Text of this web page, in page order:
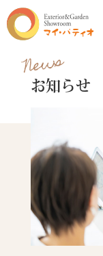
News
お知らせ